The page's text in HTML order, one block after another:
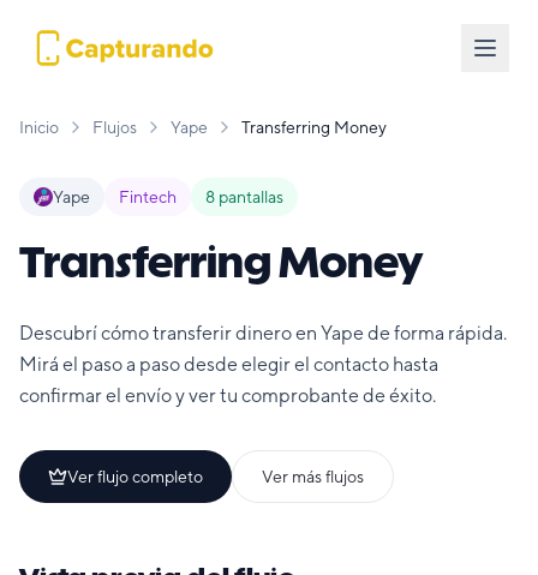
Inicio Flujos Yape Transferring Money
Yape Fintech 8 pantallas
Transferring Money
Descubrí cómo transferir dinero en Yape de forma rápida.
Mirá el paso a paso desde elegir el contacto hasta
confirmar el envío y ver tu comprobante de éxito.
Ver flujo completo Ver más flujos